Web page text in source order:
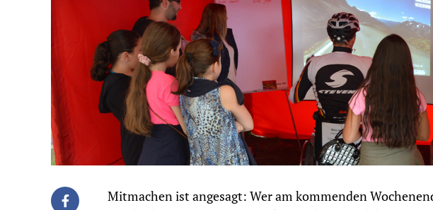
Mitmachen ist angesagt: Wer am kommenden